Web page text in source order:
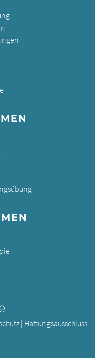
| Haftungsausschluss